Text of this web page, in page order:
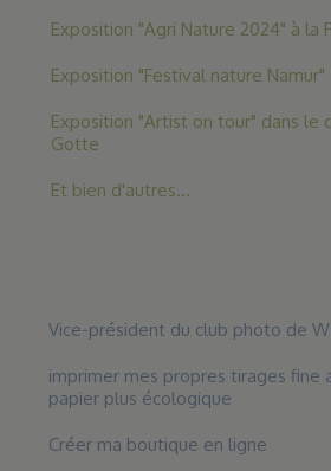
Exposition "Agri Nature 2024" à la
Exposition "Festival nature Namur"
Exposition "Artist on tour" dans le
Gotte
Et bien d'autres...
Vice-président du club photo de
imprimer mes propres tirages fine
papier plus écologique
Créer ma boutique en ligne